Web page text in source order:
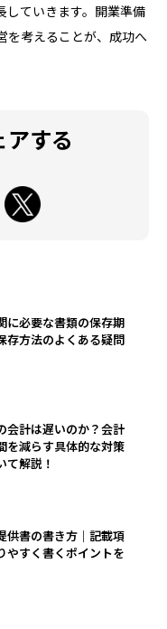
していきます。開業準備
を考えることが、成功へ
アする
に必要な書類の保存期
存方法のよくある疑問
会計は遅いのか？会計
を減らす具体的な対策
て解説！
供書の書き方｜記載項
やすく書くポイントを